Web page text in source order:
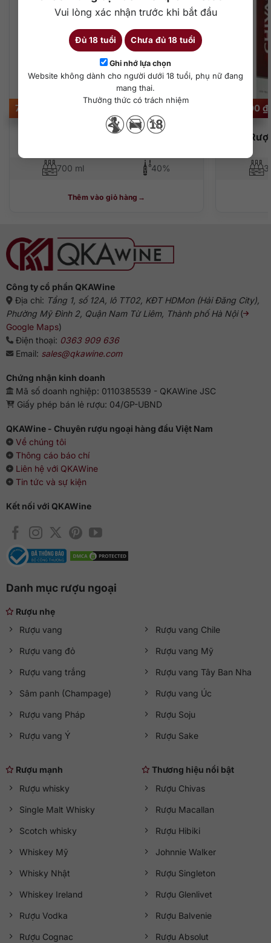
Vui lòng xác nhận trước khi bắt đầu
Đủ 18 tuổi Chưa đủ 18 tuổi
Ghi nhớ lựa chọn
Website không dành cho người dưới 18 tuổi, phụ nữ đang
mang thai.
Thưởng thức có trách nhiệm
Rượu Dewar’s 12 năm
710.000
700 ml 40%
Thêm vào giỏ hàng
350.000₫
Công ty cổ phần QKAWine
Địa chỉ: Tầng 1, số 12A, lô TT02, KĐT HDMon (Hải Đăng City),
Phường Mỹ Đình 2, Quận Nam Từ Liêm, Thành phố Hà Nội(
Google Maps)
Điện thoại: 0363 909 636
Email: sales@qkawine.com
Chứng nhận kinh doanh
Mã số doanh nghiệp: 0110385539 - QKAWine JSC
Giấy phép bán lẻ rượu: 04/GP-UBND
QKAWine - Chuyên rượu ngoại hàng đầu Việt Nam
Về chúng tôi
Thông cáo báo chí
Liên hệ với QKAWine
Tin tức và sự kiện
Kết nối với QKAWine
Danh mục rượu ngoại
Rượu nhẹ
Rượu vang
Rượu vang đỏ
Rượu vang trắng
Sâm panh (Champage)
Rượu vang Pháp
Rượu vang Ý
Rượu vang Chile
Rượu vang Mỹ
Rượu vang Tây Ban Nha
Rượu vang Úc
Rượu Soju
Rượu Sake
Rượu mạnh
Rượu whisky
Single Malt Whisky
Scotch whisky
Whiskey Mỹ
Whisky Nhật
Whiskey Ireland
Rượu Vodka
Rượu Cognac
Thương hiệu nổi bật
Rượu Chivas
Rượu Macallan
Rượu Hibiki
Johnnie Walker
Rượu Singleton
Rượu Glenlivet
Rượu Balvenie
Rượu Absolut